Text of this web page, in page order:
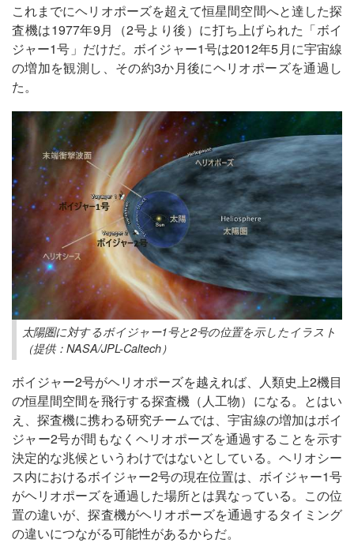
これまでにヘリオポーズを超えて恒星間空間へと達した探
査機は1977年9月（2号より後）に打ち上げられた「ボイ
ジャー1号」だけだ。ボイジャー1号は2012年5月に宇宙線
の増加を観測し、その約3か月後にヘリオポーズを通過し
た。
太陽圏に対するボイジャー1号と2号の位置を示したイラスト
（提供：NASA/JPL-Caltech）
ボイジャー2号がヘリオポーズを越えれば、人類史上2機目
の恒星間空間を飛行する探査機（人工物）になる。とはい
え、探査機に携わる研究チームでは、宇宙線の増加はボイ
ジャー2号が間もなくヘリオポーズを通過することを示す
決定的な兆候というわけではないとしている。ヘリオシー
ス内におけるボイジャー2号の現在位置は、ボイジャー1号
がヘリオポーズを通過した場所とは異なっている。この位
置の違いが、探査機がヘリオポーズを通過するタイミング
の違いにつながる可能性があるからだ。